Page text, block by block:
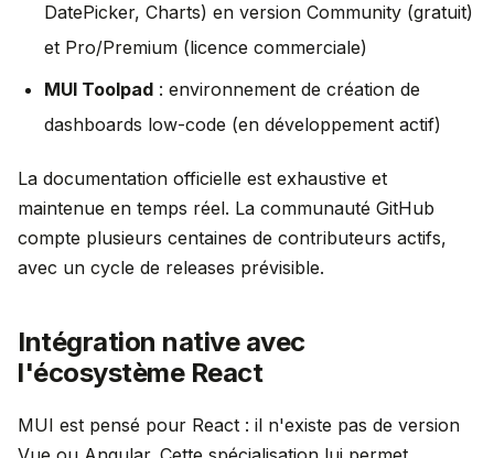
DatePicker, Charts) en version Community (gratuit)
et Pro/Premium (licence commerciale)
MUI Toolpad : environnement de création de
dashboards low-code (en développement actif)
La documentation officielle est exhaustive et
maintenue en temps réel. La communauté GitHub
compte plusieurs centaines de contributeurs actifs,
avec un cycle de releases prévisible.
Intégration native avec
l'écosystème React
MUI est pensé pour React : il n'existe pas de version